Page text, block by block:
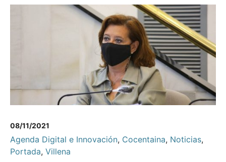
08/11/2021
Agenda Digital e Innovación, Cocentaina, Noticias,
Portada, Villena